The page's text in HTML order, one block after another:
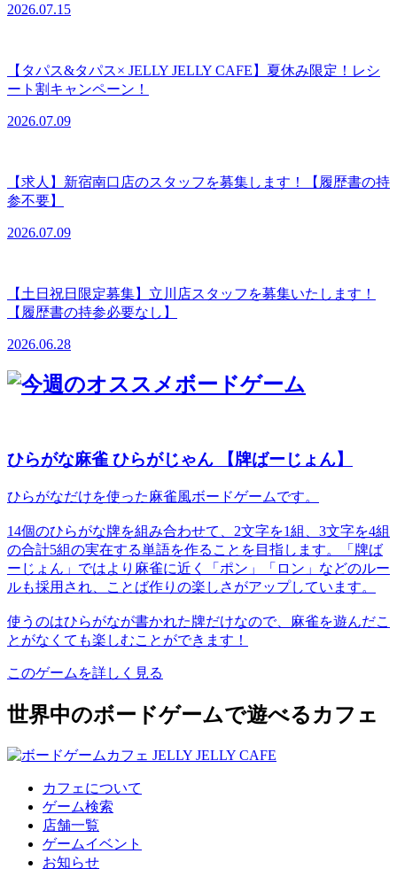
2026.07.15
【タパス&タパス× JELLY JELLY CAFE】夏休み限定！レシ
ート割キャンペーン！
2026.07.09
【求人】新宿南口店のスタッフを募集します！【履歴書の持
参不要】
2026.07.09
【土日祝日限定募集】立川店スタッフを募集いたします！
【履歴書の持参必要なし】
2026.06.28
ひらがな麻雀 ひらがじゃん 【牌ばーじょん】
ひらがなだけを使った麻雀風ボードゲームです。
14個のひらがな牌を組み合わせて、2文字を1組、3文字を4組
の合計5組の実在する単語を作ることを目指します。「牌ば
ーじょん」ではより麻雀に近く「ポン」「ロン」などのルー
ルも採用され、ことば作りの楽しさがアップしています。
使うのはひらがなが書かれた牌だけなので、麻雀を遊んだこ
とがなくても楽しむことができます！
このゲームを詳しく見る
世界中のボードゲームで遊べるカフェ
カフェについて
ゲーム検索
店舗一覧
ゲームイベント
お知らせ